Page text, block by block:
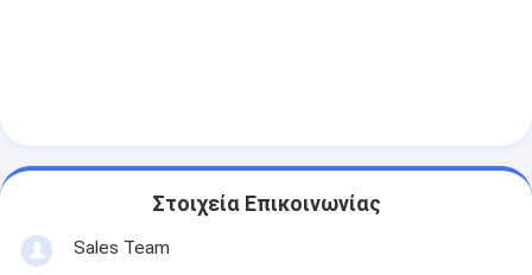
Στοιχεία Επικοινωνίας
Sales Team